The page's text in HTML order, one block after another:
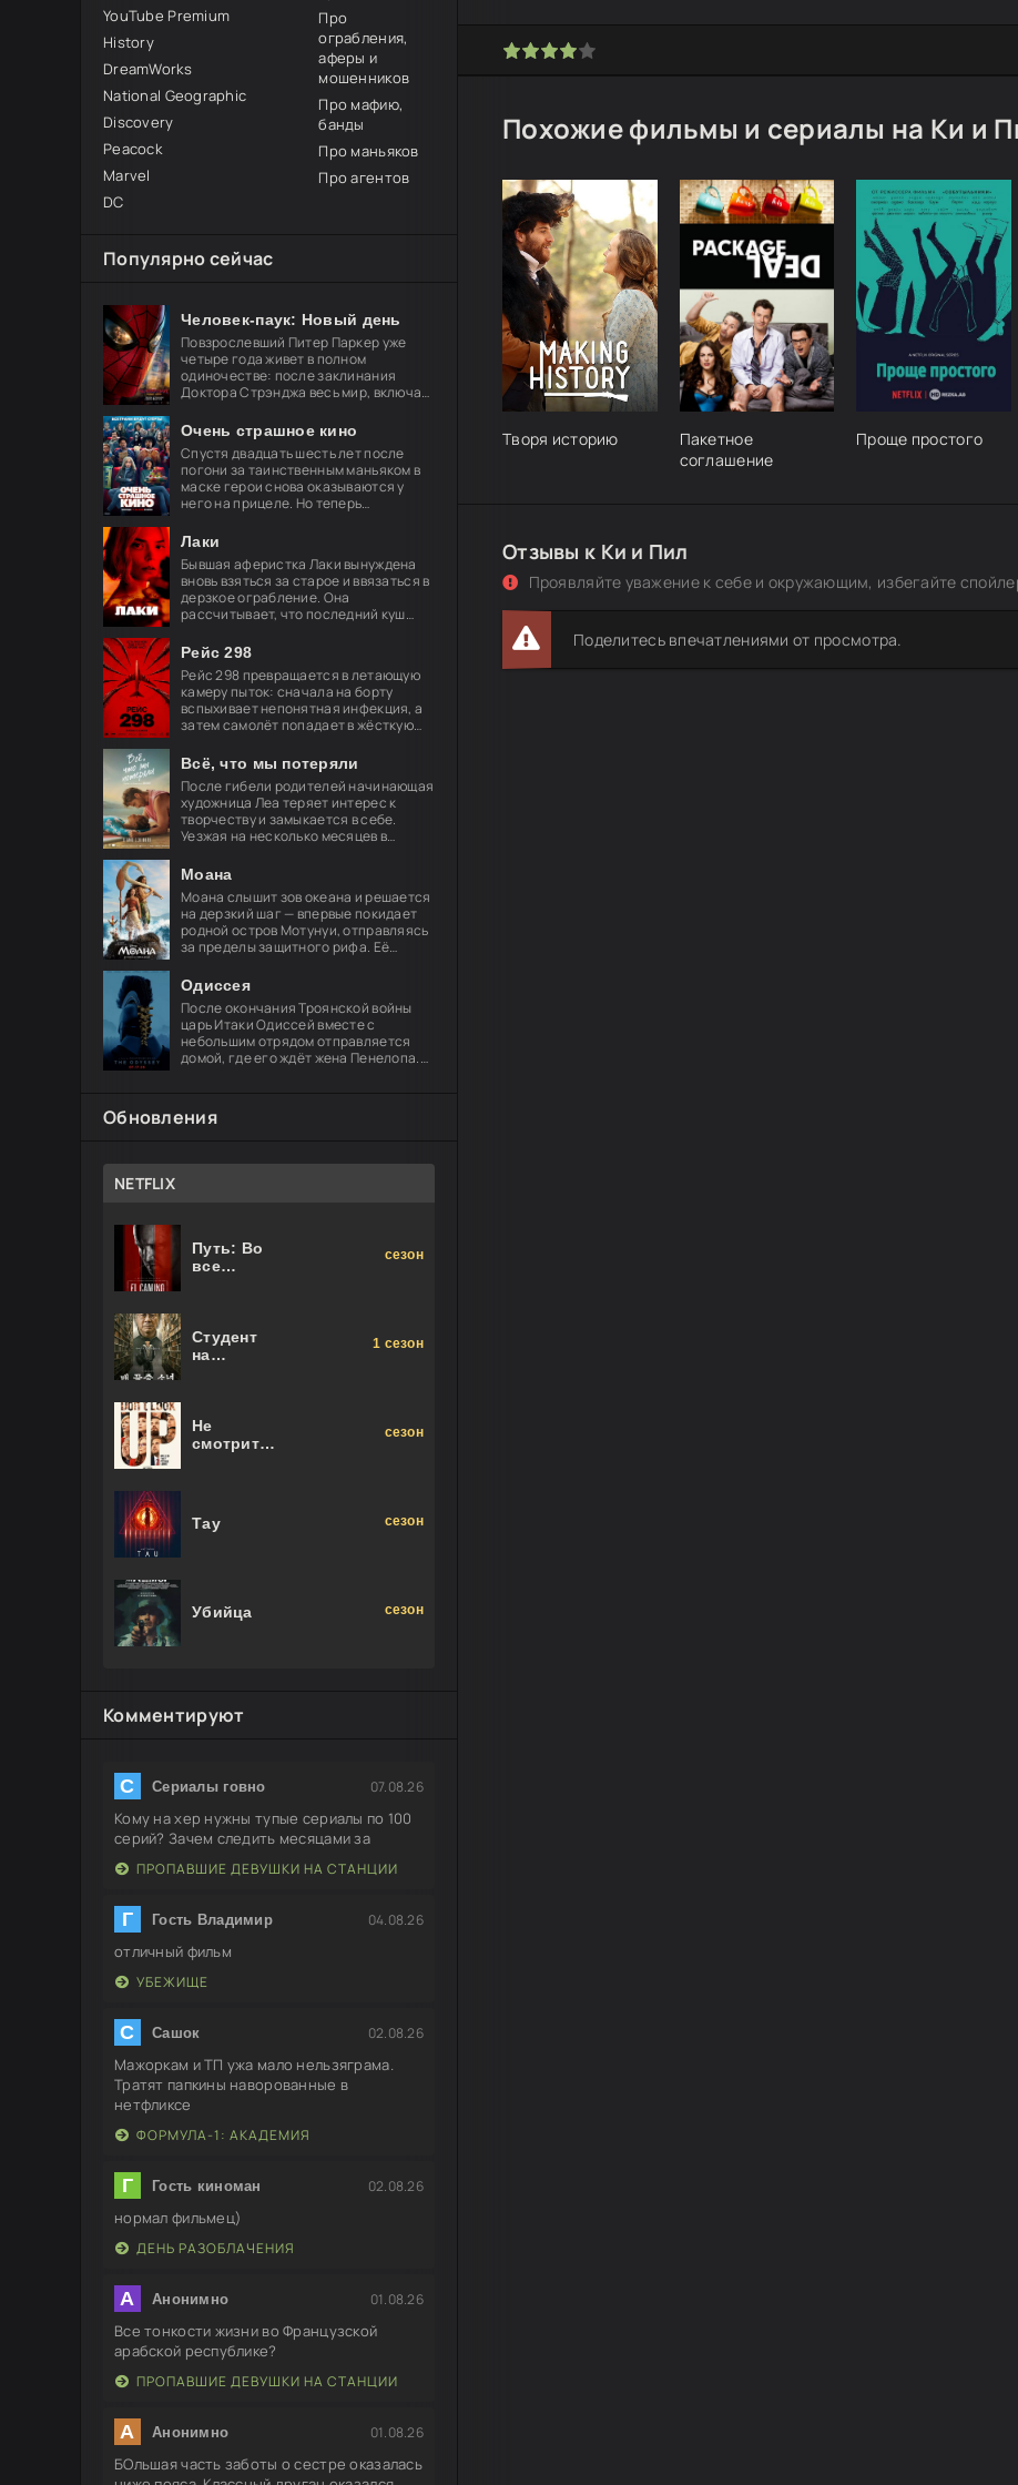
YouTube Premium
History
DreamWorks
National Geographic
Discovery
Peacock
Marvel
DC
Про
ограбления,
аферы и
мошенников
Про мафию,
банды
Про маньяков
Про агентов
Популярно сейчас
Человек-паук: Новый день
Повзрослевший Питер Паркер уже
четыре года живет в полном
одиночестве: после заклинания
Доктора Стрэнджа весь мир, включая
Он целиком посвящает себя защите
Очень страшное кино
Спустя двадцать шесть лет после
погони за таинственным маньяком в
маске герои снова оказываются у
него на прицеле. Но теперь
работают, и вырваться из нового
кошмара
Лаки
Бывшая аферистка Лаки вынуждена
вновь взяться за старое и ввязаться в
дерзкое ограбление. Она
рассчитывает, что последний куш
навсегда порвать с преступным
миром, но план
Рейс 298
Рейс 298 превращается в летающую
камеру пыток: сначала на борту
вспыхивает непонятная инфекция, а
затем самолёт попадает в жёсткую
странные огни — и это только
Всё, что мы потеряли
После гибели родителей начинающая
художница Леа теряет интерес к
творчеству и замыкается в себе.
Уезжая на несколько месяцев в
друга Акселя позаботиться о
девушке.
Моана
Моана слышит зов океана и решается
на дерзкий шаг — впервые покидает
родной остров Мотунуи, отправляясь
за пределы защитного рифа. Её
Мауи, чья слава гремит по всем
Одиссея
После окончания Троянской войны
царь Итаки Одиссей вместе с
небольшим отрядом отправляется
домой, где его ждёт жена Пенелопа.
Обновления
NETFLIX
Путь: Во
все
сезон
Студент
на
1 сезон
Не
смотрите
сезон
Тау сезон
Убийца сезон
Комментируют
С Сериалы говно 07.08.26
Кому на хер нужны тупые сериалы по 100
серий? Зачем следить месяцами за
ПРОПАВШИЕ ДЕВУШКИ НА СТАНЦИИ
Г Гость Владимир 04.08.26
отличный фильм
УБЕЖИЩЕ
С Сашок 02.08.26
Мажоркам и ТП ужа мало нельзяграма.
Тратят папкины наворованные в
нетфликсе
ФОРМУЛА-1: АКАДЕМИЯ
Г Гость киноман 02.08.26
нормал фильмец)
ДЕНЬ РАЗОБЛАЧЕНИЯ
А Анонимно 01.08.26
Все тонкости жизни во Французской
арабской республике?
ПРОПАВШИЕ ДЕВУШКИ НА СТАНЦИИ
А Анонимно 01.08.26
БОльшая часть заботы о сестре оказалась
Похожие фильмы и сериалы на Ки и
Творя историю
Пакетное
соглашение
Проще простого
Отзывы к Ки и Пил
Проявляйте уважение к себе и окружающим, избегайте
Поделитесь впечатлениями от просмотра.